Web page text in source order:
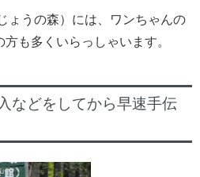
ょうの森）には、ワンちゃんの
も多くいらっしゃいます。
などをしてから早速手伝